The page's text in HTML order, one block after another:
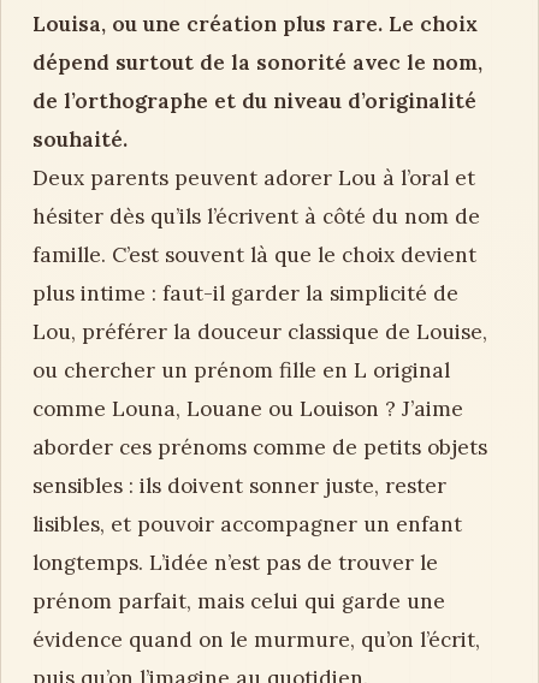
Louisa, ou une création plus rare. Le choix
dépend surtout de la sonorité avec le nom,
de l’orthographe et du niveau d’originalité
souhaité.
Deux parents peuvent adorer Lou à l’oral et
hésiter dès qu’ils l’écrivent à côté du nom de
famille. C’est souvent là que le choix devient
plus intime : faut-il garder la simplicité de
Lou, préférer la douceur classique de Louise,
ou chercher un prénom fille en L original
comme Louna, Louane ou Louison ? J’aime
aborder ces prénoms comme de petits objets
sensibles : ils doivent sonner juste, rester
lisibles, et pouvoir accompagner un enfant
longtemps. L’idée n’est pas de trouver le
prénom parfait, mais celui qui garde une
évidence quand on le murmure, qu’on l’écrit,